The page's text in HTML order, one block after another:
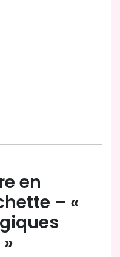
en
– «